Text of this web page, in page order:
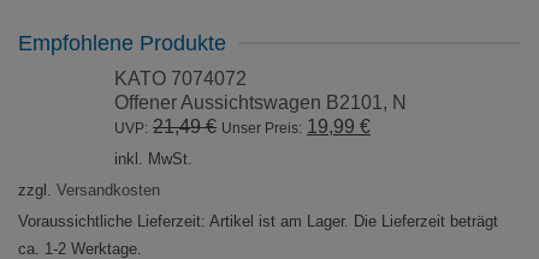
Empfohlene Produkte
KATO 7074072
Offener Aussichtswagen B2101, N
UVP: 21,49€ Ursprünglicher
Unser Preis: 19,99 €Aktueller
inkl. MwSt.
zzgl.Versandkosten
Voraussichtliche Lieferzeit: Artikel ist am Lager. Die Lieferzeit beträgt
ca. 1-2 Werktage.